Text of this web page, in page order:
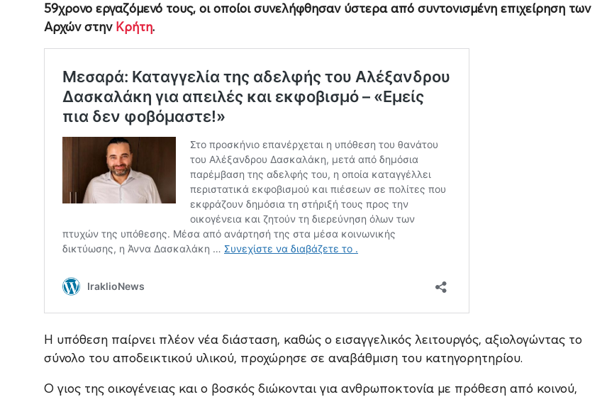
59χρονο εργαζόμενό τους, οι οποίοι συνελήφθησαν ύστερα από συντονισμένη επιχείρηση των
Αρχών στην Κρήτη.
Η υπόθεση παίρνει πλέον νέα διάσταση, καθώς ο εισαγγελικός λειτουργός, αξιολογώντας το
σύνολο του αποδεικτικού υλικού, προχώρησε σε αναβάθμιση του κατηγορητηρίου.
Ο γιος της οικογένειας και ο βοσκός διώκονται για ανθρωποκτονία με πρόθεση από κοινού,